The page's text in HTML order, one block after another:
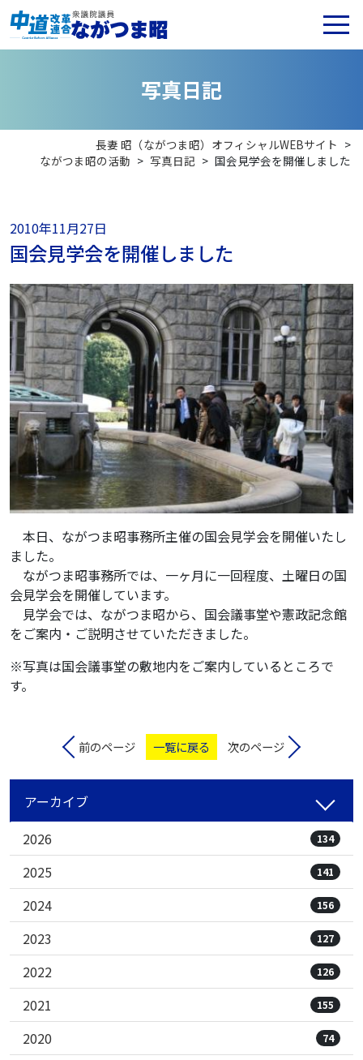
写真日記
長妻 昭（ながつま昭）オフィシャルWEBサイト >
ながつま昭の活動 > 写真日記 > 国会見学会を開催しました
2010年11月27日
国会見学会を開催しました
本日、ながつま昭事務所主催の国会見学会を開催いたし
ました。
ながつま昭事務所では、一ヶ月に一回程度、土曜日の国
会見学会を開催しています。
見学会では、ながつま昭から、国会議事堂や憲政記念館
をご案内・ご説明させていただきました。
※写真は国会議事堂の敷地内をご案内しているところで
す。
前のページ 一覧に戻る 次のページ
アーカイブ
2026
134
2025 141
2024 156
2023 127
2022 126
2021 155
2020 74